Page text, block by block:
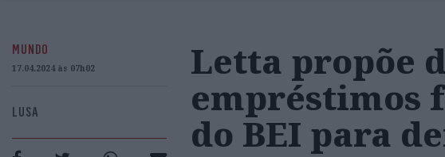
MUNDO
17.04.2024 às 07h02
LUSA
Letta propõe
empréstimos
do BEI para